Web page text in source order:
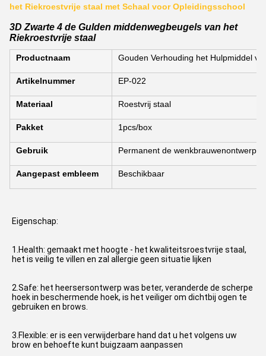
het Riekroestvrije staal met Schaal voor Opleidingsschool
3D Zwarte 4 de Gulden middenwegbeugels van het
Riekroestvrije staal
Productnaam Gouden Verhouding het Hulpmiddel
Artikelnummer EP-022
Materiaal Roestvrij staal
Pakket 1pcs/box
Gebruik Permanent de wenkbrauwenontwerp
Aangepast embleem Beschikbaar
Eigenschap:
1.Health: gemaakt met hoogte - het kwaliteitsroestvrije staal,
het is veilig te villen en zal allergie geen situatie lijken
2.Safe: het heersersontwerp was beter, veranderde de scherpe
hoek in beschermende hoek, is het veiliger om dichtbij ogen te
gebruiken en brows.
3.Flexible: er is een verwijderbare hand dat u het volgens uw
brow en behoefte kunt buigzaam aanpassen